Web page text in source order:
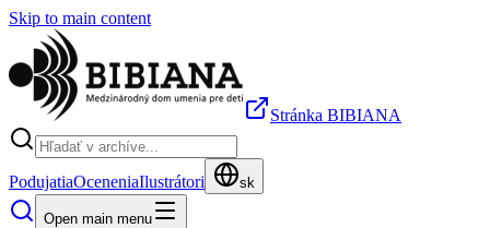
Skip to main content
Stránka BIBIANA
PodujatiaOceneniaIlustrátori sk
Open main menu